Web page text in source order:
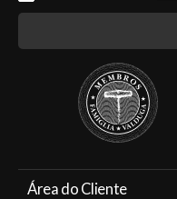
Área do Cliente